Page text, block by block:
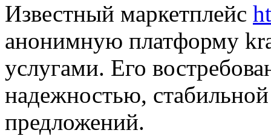
Известный маркетплейс
анонимную платформу
услугами. Его
надежностью,
предложений.